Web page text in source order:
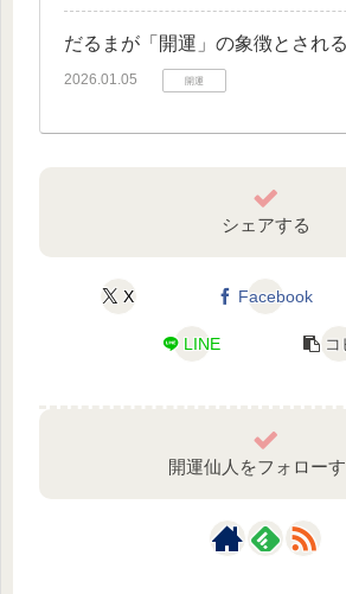
だるまが「開運」の象徴とされ
2026.01.05 開運
シェアする
X Facebook
LINE コ
開運仙人をフォロー